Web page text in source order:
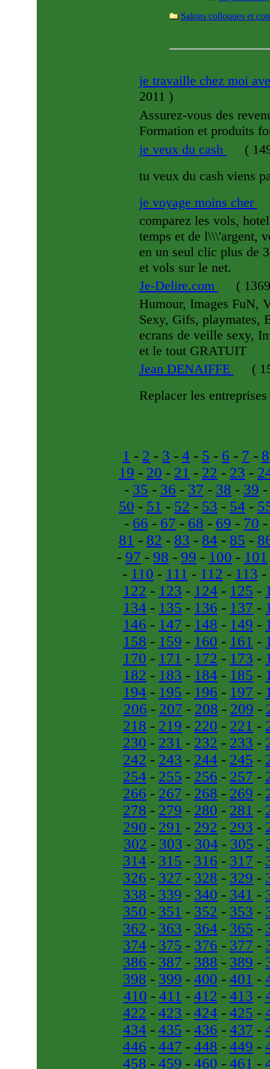
Salons colloques et
je travaille chez moi
2011 )
Assurez-vous des
Formation et produits
je veux du cash
(
tu veux du cash viens
je voyage moins cher
comparez les vols,
temps et de l\\\'argent,
en un seul clic plus de
et vols sur le net.
Je-Delire.com
(
Humour, Images FuN,
Sexy, Gifs, playmates,
ecrans de veille sexy,
et le tout GRATUIT
Jean DENAIFFE
(
Replacer les
1 - 2 - 3 - 4 - 5 - 6 - 7 - 8
19 - 20 - 21 - 22 - 23 -
- 35 - 36 - 37 - 38 - 39
50 - 51 - 52 - 53 - 54 -
- 66 - 67 - 68 - 69 - 70
81 - 82 - 83 - 84 - 85 -
- 97 - 98 - 99 - 100 - 101
- 110 - 111 - 112 - 113 -
122 - 123 - 124 - 125 -
134 - 135 - 136 - 137 -
146 - 147 - 148 - 149 -
158 - 159 - 160 - 161 -
170 - 171 - 172 - 173 -
182 - 183 - 184 - 185 -
194 - 195 - 196 - 197 -
206 - 207 - 208 - 209 -
218 - 219 - 220 - 221 -
230 - 231 - 232 - 233 -
242 - 243 - 244 - 245 -
254 - 255 - 256 - 257 -
266 - 267 - 268 - 269 -
278 - 279 - 280 - 281 -
290 - 291 - 292 - 293 -
302 - 303 - 304 - 305 -
314 - 315 - 316 - 317 -
326 - 327 - 328 - 329 -
338 - 339 - 340 - 341 -
350 - 351 - 352 - 353 -
362 - 363 - 364 - 365 -
374 - 375 - 376 - 377 -
386 - 387 - 388 - 389 -
398 - 399 - 400 - 401 -
410 - 411 - 412 - 413 -
422 - 423 - 424 - 425 -
434 - 435 - 436 - 437 -
446 - 447 - 448 - 449 -
458 - 459 - 460 - 461 -